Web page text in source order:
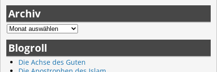
Archiv
Blogroll
Die Achse des Guten